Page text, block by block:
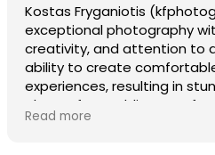
Kostas Fryganiotis
exceptional photography
creativity, and attention to
ability to create
experiences, resulting in
photos for weddings,
more. With a friendly and
Read more